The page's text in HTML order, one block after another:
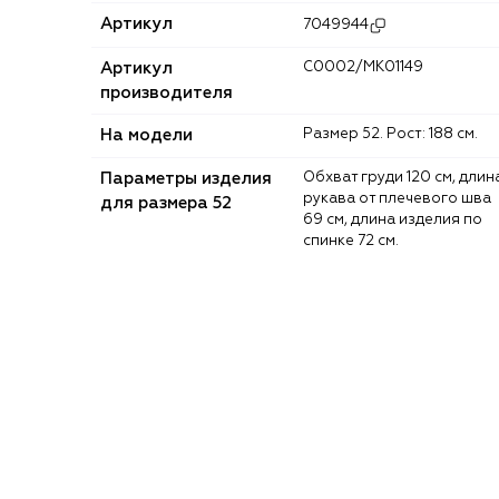
Артикул 7049944
Артикул
производителя
C0002/MK01149
На модели Размер 52. Рост: 188 см.
Параметры изделия
для размера 52
Обхват груди 120 см, длина
рукава от плечевого шва
69 см, длина изделия по
спинке 72 см.